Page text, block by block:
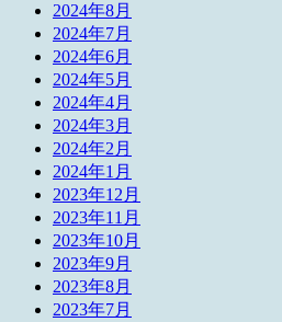
2024年8月
2024年7月
2024年6月
2024年5月
2024年4月
2024年3月
2024年2月
2024年1月
2023年12月
2023年11月
2023年10月
2023年9月
2023年8月
2023年7月